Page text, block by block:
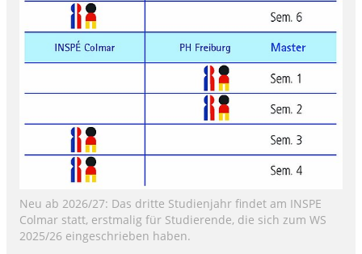
Neu ab 2026/27: Das dritte Studienjahr findet am INSPE
Colmar statt, erstmalig für Studierende, die sich zum WS
2025/26 eingeschrieben haben.